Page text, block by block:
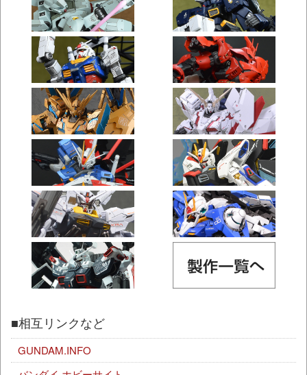
■相互リンクなど
GUNDAM.INFO